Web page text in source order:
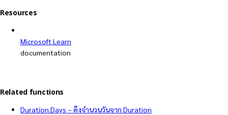
Resources
Microsoft Learn
documentation
Related functions
Duration.Days – ดึงจำนวนวันจาก Duration